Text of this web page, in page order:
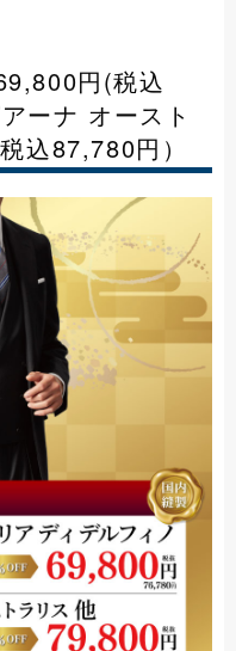
円(税込
ーナ オースト
込87,780円）